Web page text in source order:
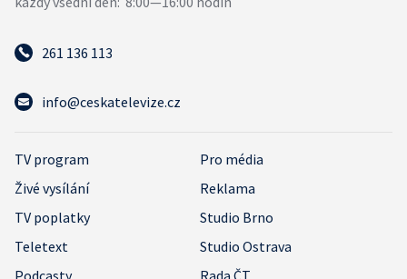
261 136 113
info@ceskatelevize.cz
TV program
Pro média
Živé vysílání
Reklama
TV poplatky
Studio Brno
Teletext
Studio Ostrava